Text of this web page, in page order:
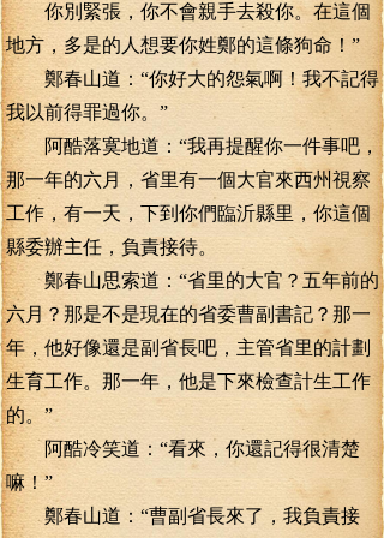
你別緊張，你不會親手去殺你。在這個
地方，多是的人想要你姓鄭的這條狗命！”
鄭春山道：“你好大的怨氣啊！我不記得
我以前得罪過你。”
阿酷落寞地道：“我再提醒你一件事吧，
那一年的六月，省里有一個大官來西州視察
工作，有一天，下到你們臨沂縣里，你這個
縣委辦主任，負責接待。
鄭春山思索道：“省里的大官？五年前的
六月？那是不是現在的省委曹副書記？那一
年，他好像還是副省長吧，主管省里的計劃
生育工作。那一年，他是下來檢查計生工作
的。”
阿酷冷笑道：“看來，你還記得很清楚
嘛！”
鄭春山道：“曹副省長來了，我負責接